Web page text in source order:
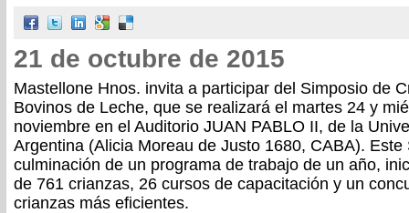
21 de octubre de 2015
Mastellone Hnos. invita a participar del Simposio de
Bovinos de Leche, que se realizará el martes 24 y
noviembre en el Auditorio JUAN PABLO II, de la
Argentina (Alicia Moreau de Justo 1680, CABA). Este
culminación de un programa de trabajo de un año,
de 761 crianzas, 26 cursos de capacitación y un
crianzas más eficientes.